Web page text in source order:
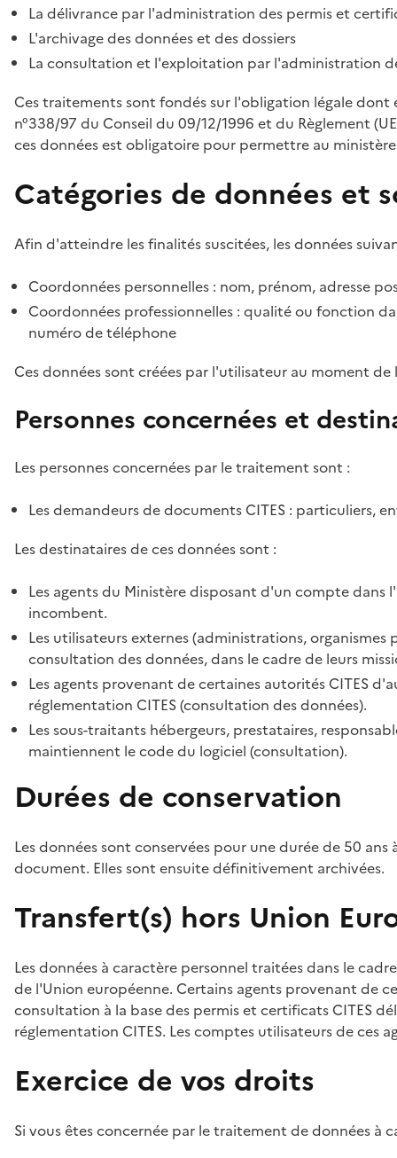
La délivrance par l'administration des permis et
L'archivage des données et des dossiers
La consultation et l'exploitation par l'administration
Ces traitements sont fondés sur l'obligation légale
n°338/97 du Conseil du 09/12/1996 et du Règlement
ces données est obligatoire pour permettre au
Catégories de données et
Afin d'atteindre les finalités suscitées, les données
Coordonnées personnelles : nom, prénom, adresse
Coordonnées professionnelles : qualité ou fonction
numéro de téléphone
Ces données sont créées par l'utilisateur au moment
Personnes concernées et
Les personnes concernées par le traitement sont :
Les demandeurs de documents CITES : particuliers,
Les destinataires de ces données sont :
Les agents du Ministère disposant d'un compte
incombent.
Les utilisateurs externes (administrations,
consultation des données, dans le cadre de leurs
Les agents provenant de certaines autorités CITES
réglementation CITES (consultation des données).
Les sous-traitants hébergeurs, prestataires,
maintiennent le code du logiciel (consultation).
Durées de conservation
Les données sont conservées pour une durée de 50
document. Elles sont ensuite définitivement archivées.
Transfert(s) hors Union
Les données à caractère personnel traitées dans le
de l'Union européenne. Certains agents provenant de
consultation à la base des permis et certificats CITES
réglementation CITES. Les comptes utilisateurs de ces
Exercice de vos droits
Si vous êtes concernée par le traitement de données à